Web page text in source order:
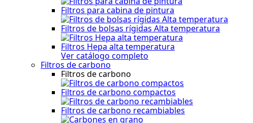
Filtros para cabina de pintura
Filtros de bolsas rígidas Alta temperatura
Filtros Hepa alta temperatura
Ver catálogo completo
Filtros de carbono
Filtros de carbono
Filtros de carbono compactos
Filtros de carbono recambiables